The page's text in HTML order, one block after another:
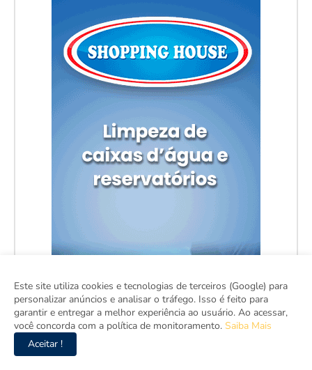
Este site utiliza cookies e tecnologias de terceiros (Google) para
personalizar anúncios e analisar o tráfego. Isso é feito para
garantir e entregar a melhor experiência ao usuário. Ao acessar,
você concorda com a política de monitoramento. Saiba Mais
Aceitar !